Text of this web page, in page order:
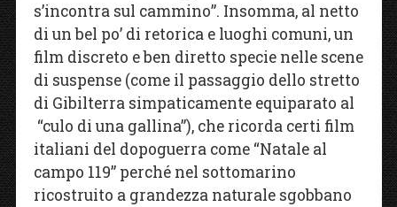
s’incontra sul cammino”. Insomma, al netto
di un bel po’ di retorica e luoghi comuni, un
film discreto e ben diretto specie nelle scene
di suspense (come il passaggio dello stretto
di Gibilterra simpaticamente equiparato al
“culo di una gallina”), che ricorda certi film
italiani del dopoguerra come “Natale al
campo 119” perché nel sottomarino
ricostruito a grandezza naturale sgobbano